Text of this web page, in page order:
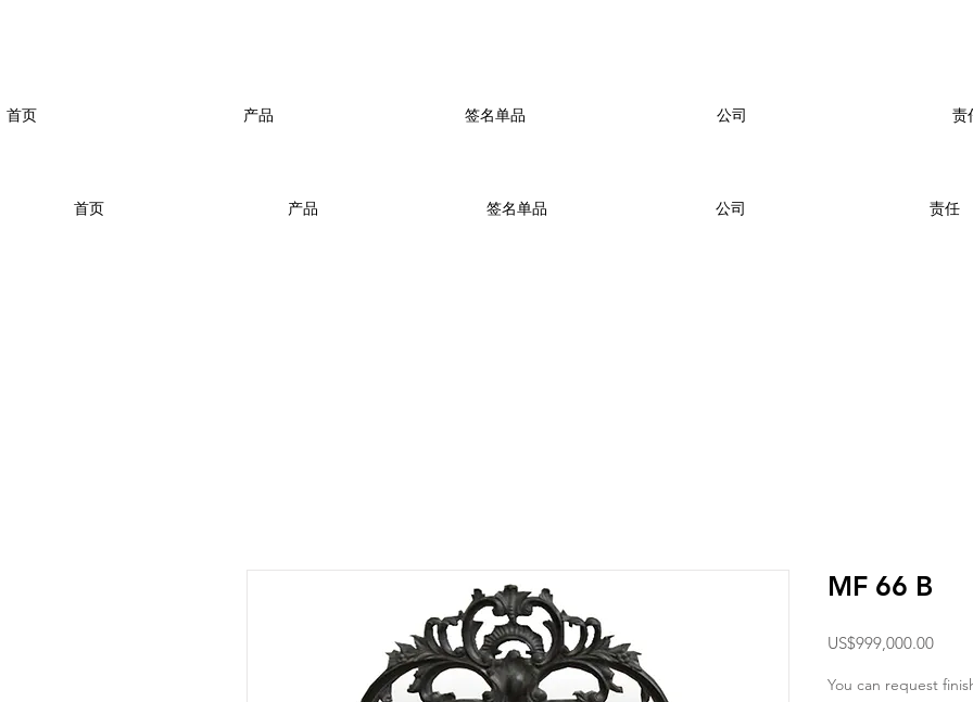
首页 产品 签名单品 公司 责任
首页 产品 签名单品 公司 责
MF 66 B
US$999,000.00價
You can request